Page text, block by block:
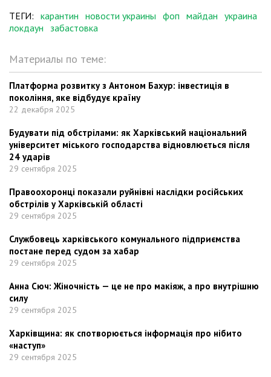
ТЕГИ: карантин новости украины фоп майдан украина
локдаун
забастовка
Материалы по теме:
Платформа розвитку з Антоном Бахур: інвестиція в
покоління, яке відбудує країну
22 декабря 2025
Будувати під обстрілами: як Харківський національний
університет міського господарства відновлюється після
24 ударів
29 сентября 2025
Правоохоронці показали руйнівні наслідки російських
обстрілів у Харківській області
29 сентября 2025
Службовець харківського комунального підприємства
постане перед судом за хабар
29 сентября 2025
Анна Сюч: Жіночність — це не про макіяж, а про внутрішню
силу
29 сентября 2025
Харківщина: як спотворюється інформація про нібито
«наступ»
29 сентября 2025